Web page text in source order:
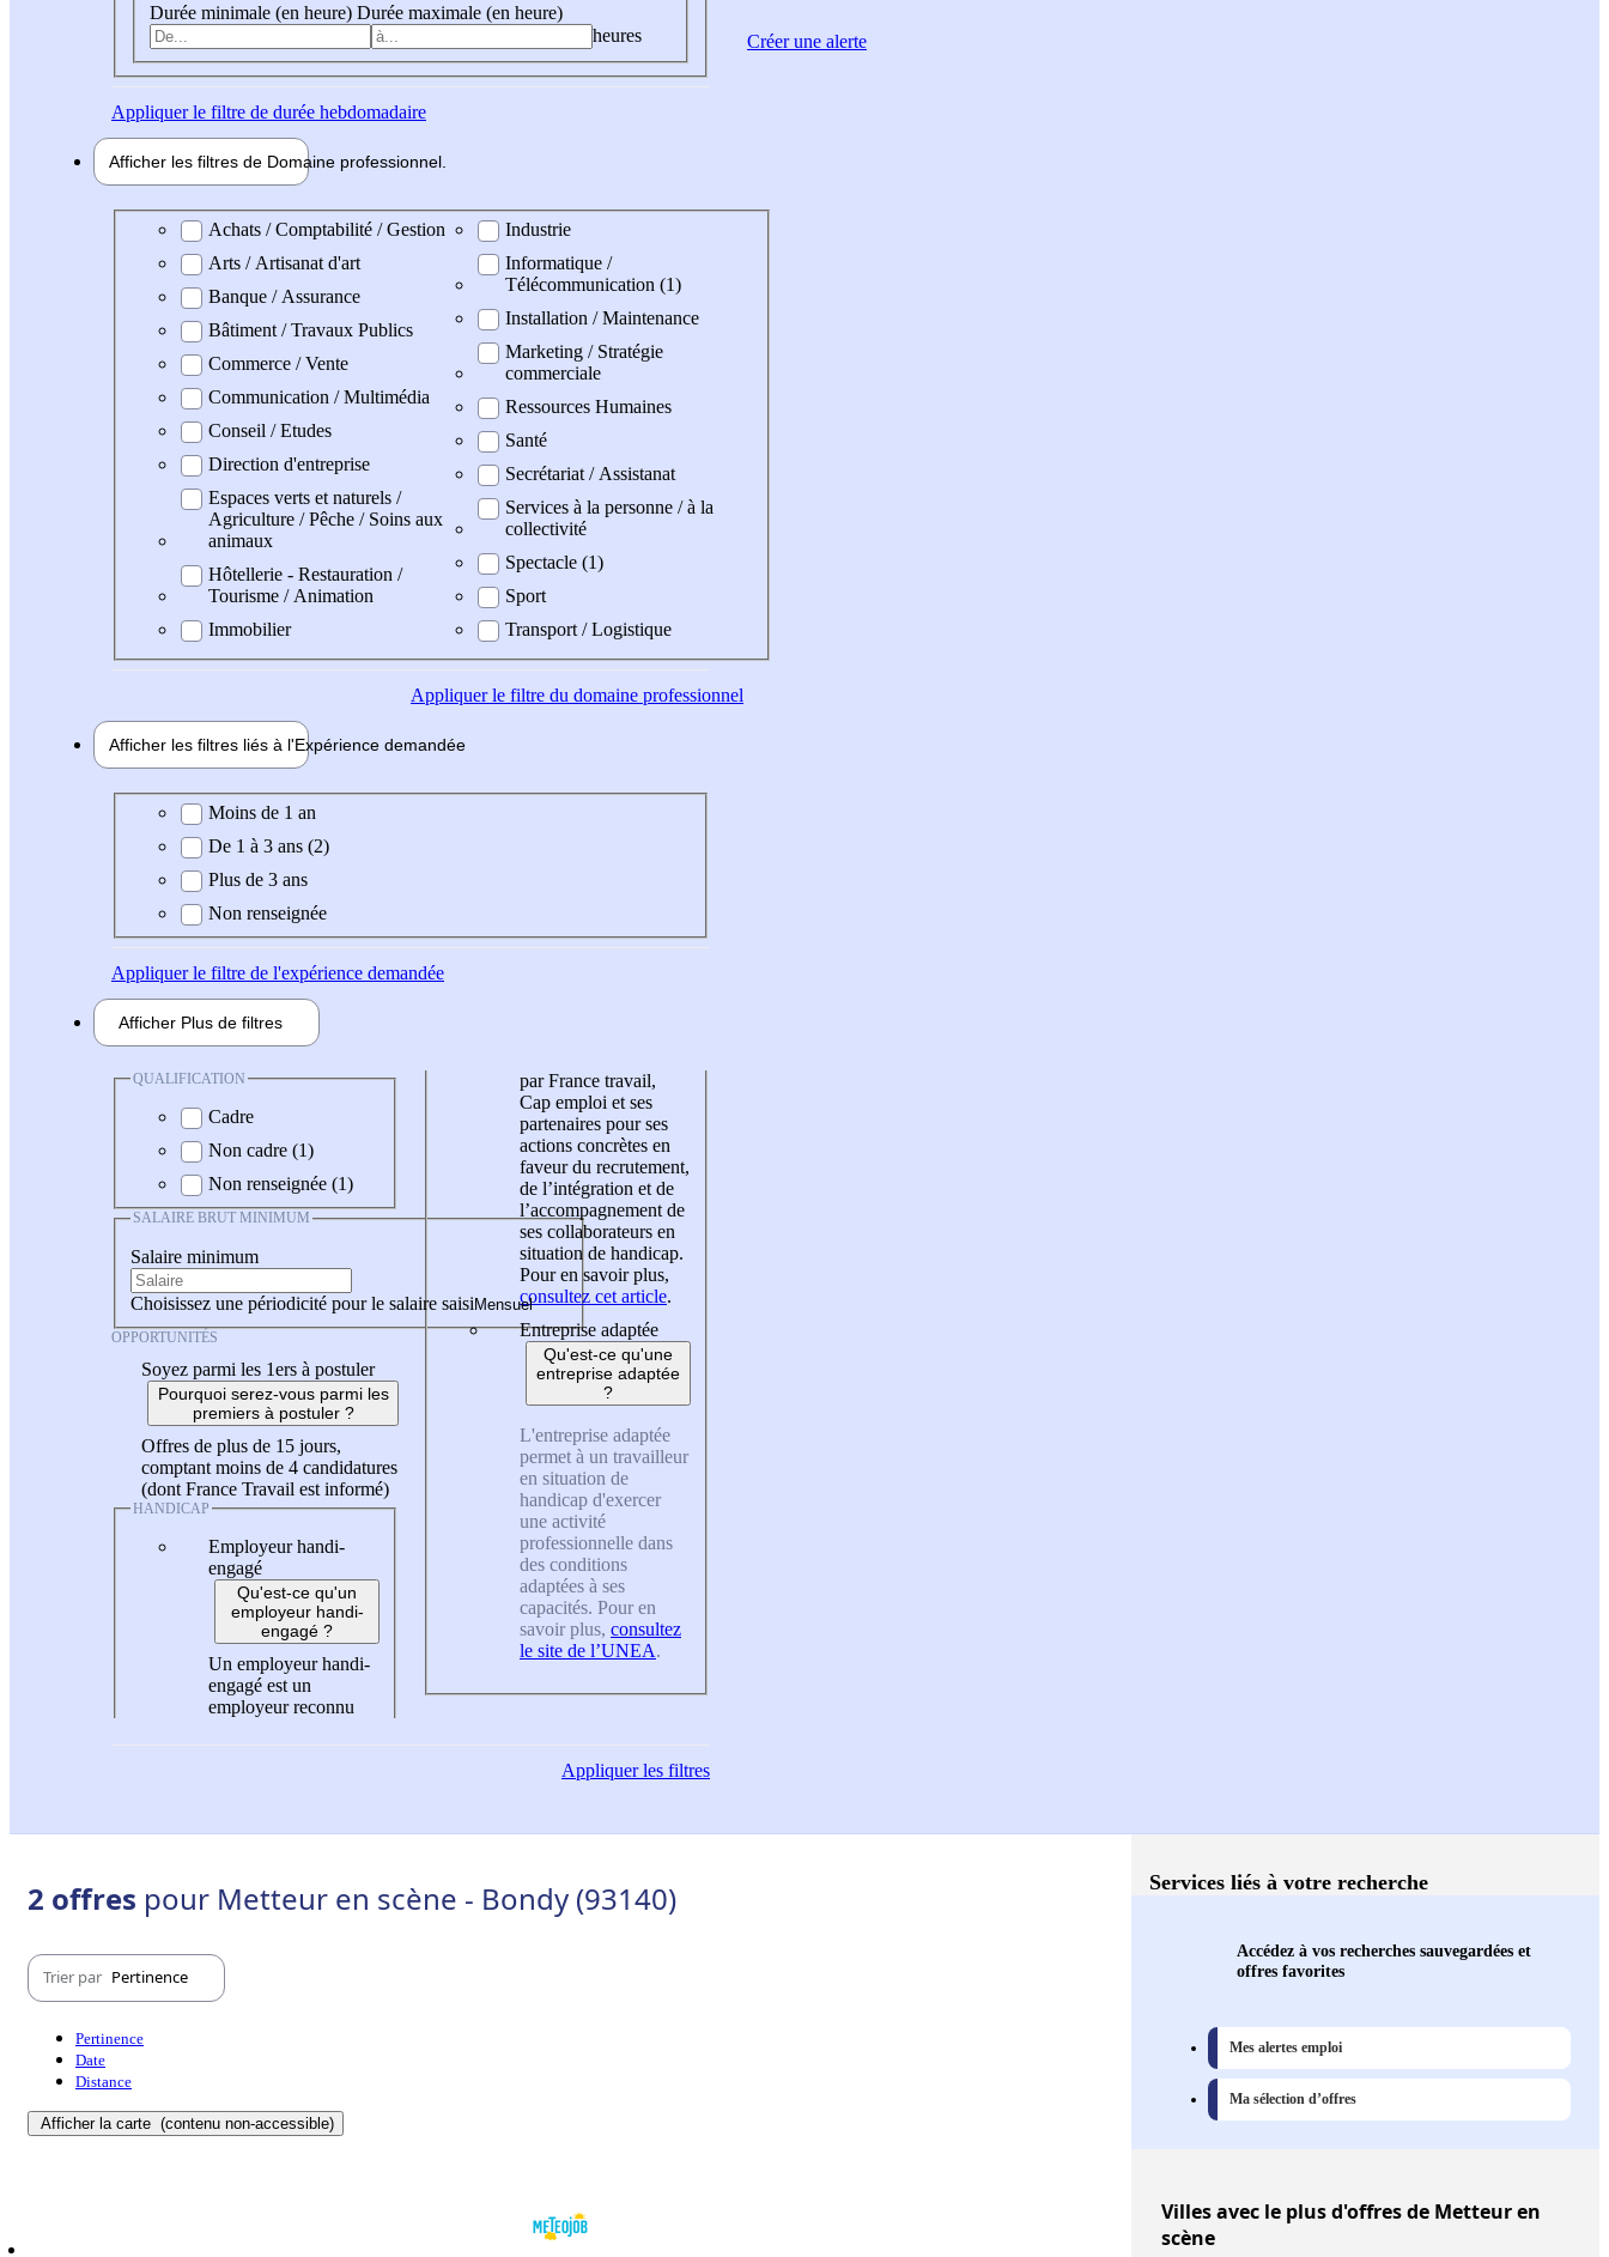
Durée minimale (en heure) Durée maximale (en heure)
heures
Appliquerle filtre de durée hebdomadaire
Afficher les filtres de Domaine professionnel
Domaine professionel
Achats / Comptabilité / Gestion
Arts / Artisanat d'art
Banque / Assurance
Bâtiment / Travaux Publics
Commerce / Vente
Communication / Multimédia
Conseil / Etudes
Direction d'entreprise
Espaces verts et naturels /
Agriculture / Pêche / Soins aux
animaux
Hôtellerie - Restauration /
Tourisme / Animation
Immobilier
Industrie
Informatique /
Télécommunication (1)
Installation / Maintenance
Marketing / Stratégie
commerciale
Ressources Humaines
Santé
Secrétariat / Assistanat
Services à la personne / à la
collectivité
Spectacle (1)
Sport
Transport / Logistique
Appliquerle filtre du domaine professionnel
Afficher les filtres liés à l'Expérience demandée
Expérience demandée
Moins de 1 an
De 1 à 3 ans (2)
Plus de 3 ans
Non renseignée
Appliquerle filtre de l'expérience demandée
Afficher Plus de filtres
QUALIFICATION
Cadre
Non cadre (1)
Non renseignée (1)
SALAIRE BRUT MINIMUM
Salaire minimum
Choisissez une périodicité pour le salaire saisi
OPPORTUNITÉS
Soyez parmi les 1ers à postuler
Pourquoi serez-vous parmi les
premiers à postuler ?
Offres de plus de 15 jours,
comptant moins de 4 candidatures
(dont France Travail est informé)
HANDICAP
Employeur handi-
engagé
Qu'est-ce qu'un
employeur handi-
engagé ?
Un employeur handi-
engagé est un
employeur reconnu
par France travail,
Cap emploi et ses
partenaires pour ses
actions concrètes en
faveur du recrutement,
de l’intégration et de
l’accompagnement de
ses collaborateurs en
situation de handicap.
Pour en savoir plus,
consultez cet article.
Entreprise adaptée
Qu'est-ce qu'une
entreprise adaptée
?
L'entreprise adaptée
permet à un travailleur
en situation de
handicap d'exercer
une activité
professionnelle dans
des conditions
adaptées à ses
capacités. Pour en
savoir plus, consultez
le site de l’UNEA.
Appliquerles filtres
Créer une alerte
2 offres pour Metteur en scène - Bondy (93140)
Trier par Pertinence
Pertinence
Date
Distance
Afficher la carte (contenu non-accessible)
Services liés à votre recherche
Accédez à vos recherches sauvegardées et
offres favorites
Mes alertes emploi
Ma sélection d’offres
Villesavec le plus d'offres de Metteur en
scène